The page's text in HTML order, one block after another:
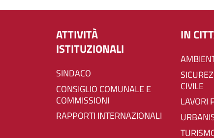
ATTIVITÀ
ISTITUZIONALI
SINDACO
CONSIGLIO COMUNALE E
COMMISSIONI
RAPPORTI INTERNAZIONALI
IN
SICUREZZA E PROTEZIONE
CIVILE
LAVORI